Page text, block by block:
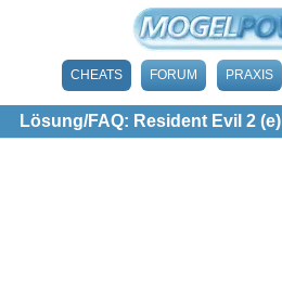
CHEATS FORUM PRAXIS
Lösung/FAQ: Resident Evil 2 (e)